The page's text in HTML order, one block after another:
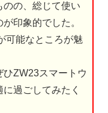
の、総じて使い
印象的でした。
可能なところが魅
ZW23スマートウ
過ごしてみたく